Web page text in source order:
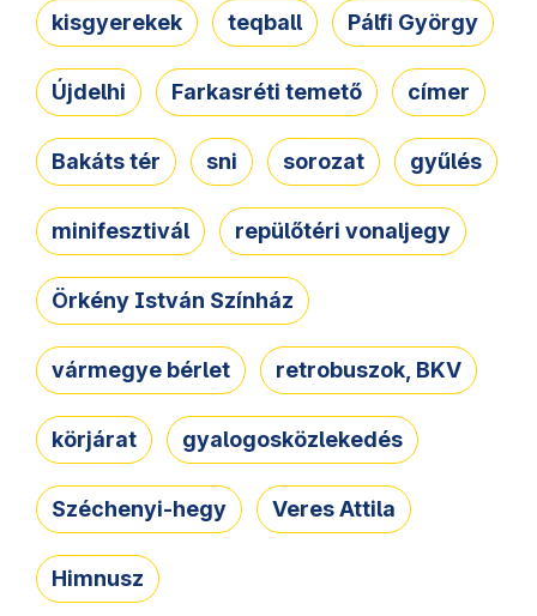
kisgyerekek teqball Pálfi György
Újdelhi Farkasréti temető címer
Bakáts tér sni sorozat gyűlés
minifesztivál repülőtéri vonaljegy
Örkény István Színház
vármegye bérlet retrobuszok, BKV
körjárat gyalogosközlekedés
Széchenyi-hegy Veres Attila
Himnusz